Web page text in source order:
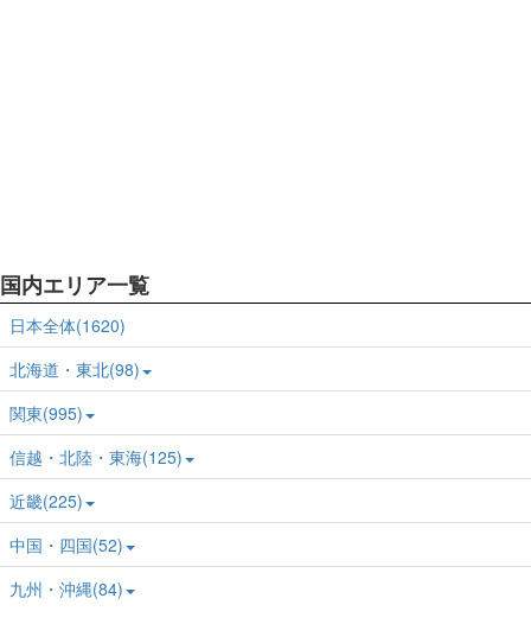
国内エリア一覧
日本全体(1620)
北海道・東北(98)
関東(995)
信越・北陸・東海(125)
近畿(225)
中国・四国(52)
九州・沖縄(84)